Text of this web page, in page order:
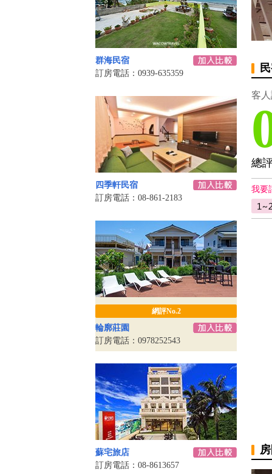
群海民宿
訂房電話：0939-635359
四季軒民宿
訂房電話：08-861-2183
網評No.2
輪廓莊園
訂房電話：0978252543
蘇宅旅店
訂房電話：08-8613657
客
總
我要